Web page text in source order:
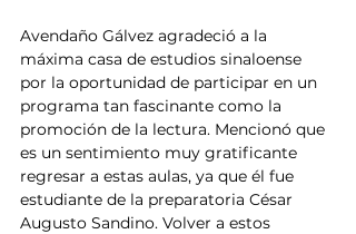
Avendaño Gálvez agradeció a la
máxima casa de estudios sinaloense
por la oportunidad de participar en un
programa tan fascinante como la
promoción de la lectura. Mencionó que
es un sentimiento muy gratificante
regresar a estas aulas, ya que él fue
estudiante de la preparatoria César
Augusto Sandino. Volver a estos